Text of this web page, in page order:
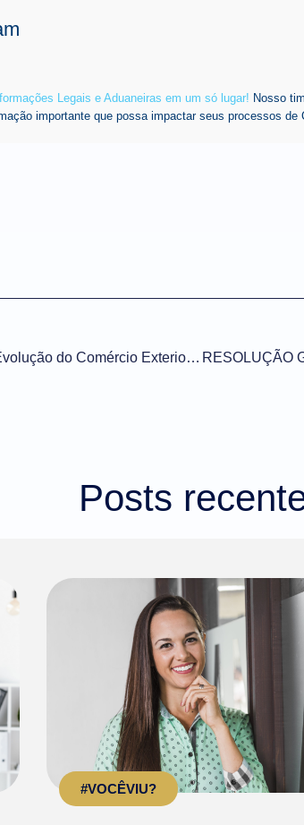
Legais e Aduaneiras em um só lugar! Nosso
importante que possa impactar seus processos de
Portal Único Siscomex – Evolução do Comércio Exterior Brasileiro
Posts
#VOCÊVIU?